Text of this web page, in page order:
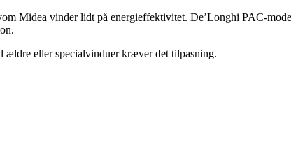
Midea vinder lidt på energieffektivitet. De’Longhi PAC-
ældre eller specialvinduer kræver det tilpasning.